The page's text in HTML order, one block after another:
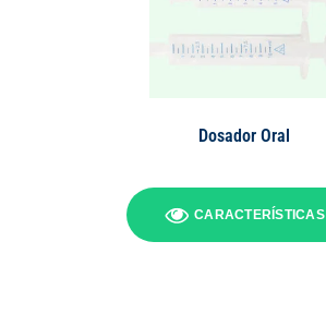
Dosador Oral
CARACTERÍSTICAS